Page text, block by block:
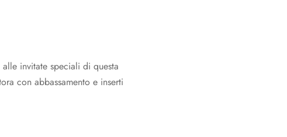
invitate speciali di questa
con abbassamento e inserti